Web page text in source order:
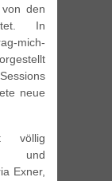
den
In
mich-
neue
völlig
und
Exner,